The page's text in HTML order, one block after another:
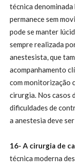
técnica
permanece sem
pode se manter
sempre realizada
anestesista, que
acompanhamento
com monitorização
cirurgia. Nos casos
dificuldades de
a anestesia deve
16- A cirurgia de
técnica moderna